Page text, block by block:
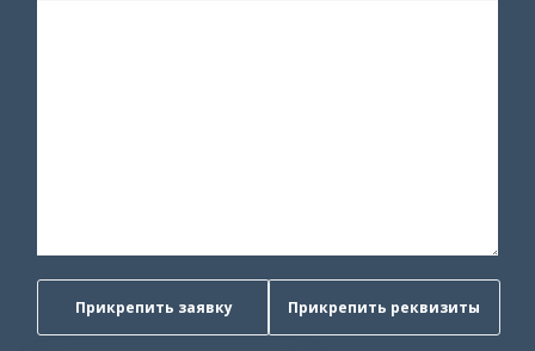
Прикрепить заявку Прикрепить реквизиты